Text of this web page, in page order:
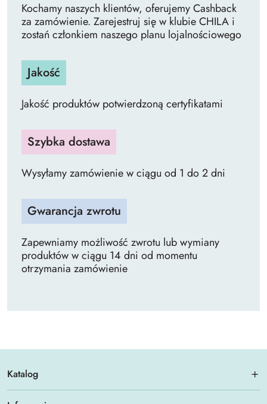
Kochamy naszych klientów, oferujemy Cashback
za zamówienie. Zarejestruj się w klubie CHILA i
zostań członkiem naszego planu lojalnościowego
Jakość
Jakość produktów potwierdzoną certyfikatami
Szybka dostawa
Wysyłamy zamówienie w ciągu od 1 do 2 dni
Gwarancja zwrotu
Zapewniamy możliwość zwrotu lub wymiany
produktów w ciągu 14 dni od momentu
otrzymania zamówienie
Katalog